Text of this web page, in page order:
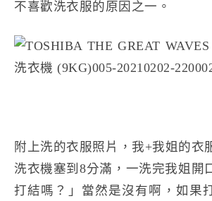
不喜歡洗衣服的原因之一。
附上洗的衣服照片，我+我姐的衣
洗衣機塞到8分滿，一洗完我姐開
打結嗎？」當然是沒有啊，如果